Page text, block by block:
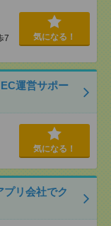
7
気になる！
運営サポー
気になる！
プリ会社でク